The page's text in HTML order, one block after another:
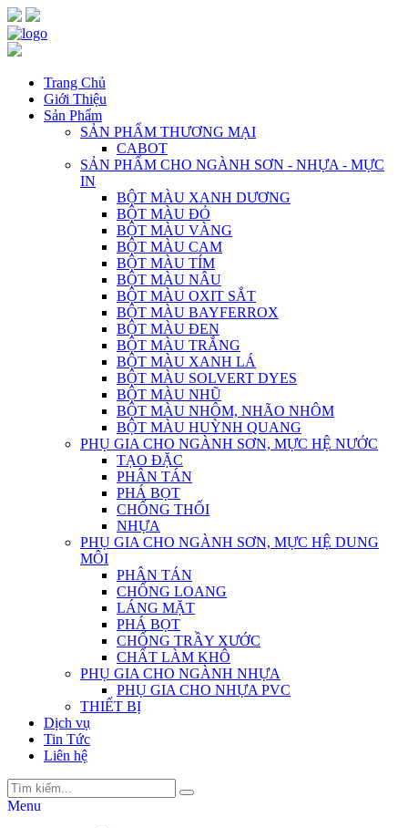
Trang Chủ
Giới Thiệu
Sản Phẩm
SẢN PHẨM THƯƠNG MẠI
CABOT
SẢN PHẨM CHO NGÀNH SƠN - NHỰA - MỰC
IN
BỘT MÀU XANH DƯƠNG
BỘT MÀU ĐỎ
BỘT MÀU VÀNG
BỘT MÀU CAM
BỘT MÀU TÍM
BỘT MÀU NÂU
BỘT MÀU OXIT SẮT
BỘT MÀU BAYFERROX
BỘT MÀU ĐEN
BỘT MÀU TRẮNG
BỘT MÀU XANH LÁ
BỘT MÀU SOLVERT DYES
BỘT MÀU NHŨ
BỘT MÀU NHÔM, NHÃO NHÔM
BỘT MÀU HUỲNH QUANG
PHỤ GIA CHO NGÀNH SƠN, MỰC HỆ NƯỚC
TẠO ĐẶC
PHÂN TÁN
PHÁ BỌT
CHỐNG THỐI
NHỰA
PHỤ GIA CHO NGÀNH SƠN, MỰC HỆ DUNG
MÔI
PHÂN TÁN
CHỐNG LOANG
LÁNG MẶT
PHÁ BỌT
CHỐNG TRẦY XƯỚC
CHẤT LÀM KHÔ
PHỤ GIA CHO NGÀNH NHỰA
PHỤ GIA CHO NHỰA PVC
THIẾT BỊ
Dịch vụ
Tin Tức
Liên hệ
Menu